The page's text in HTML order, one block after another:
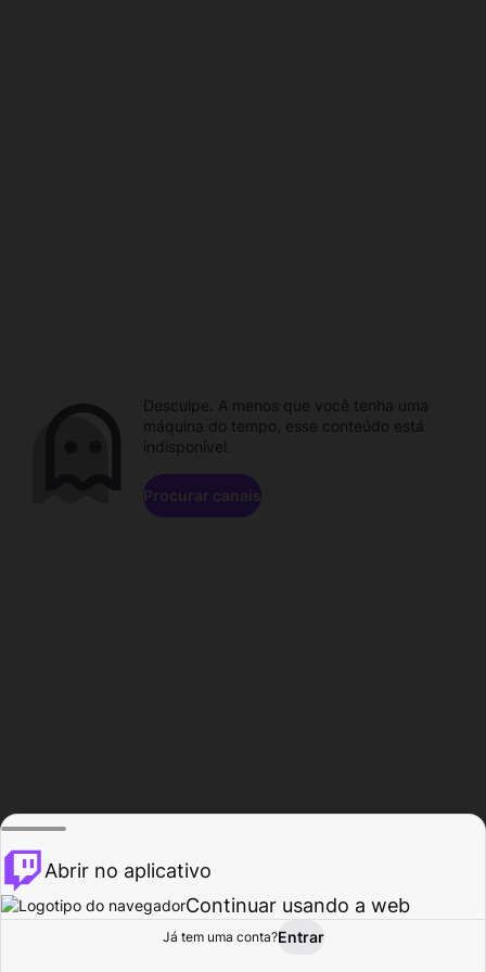
Procurar Atividade
Desculpe. A menos que você tenha uma
máquina do tempo, esse conteúdo está
indisponível.
Procurar canais
Abrir no aplicativo
Continuar usando a web
Já tem uma conta?Entrar